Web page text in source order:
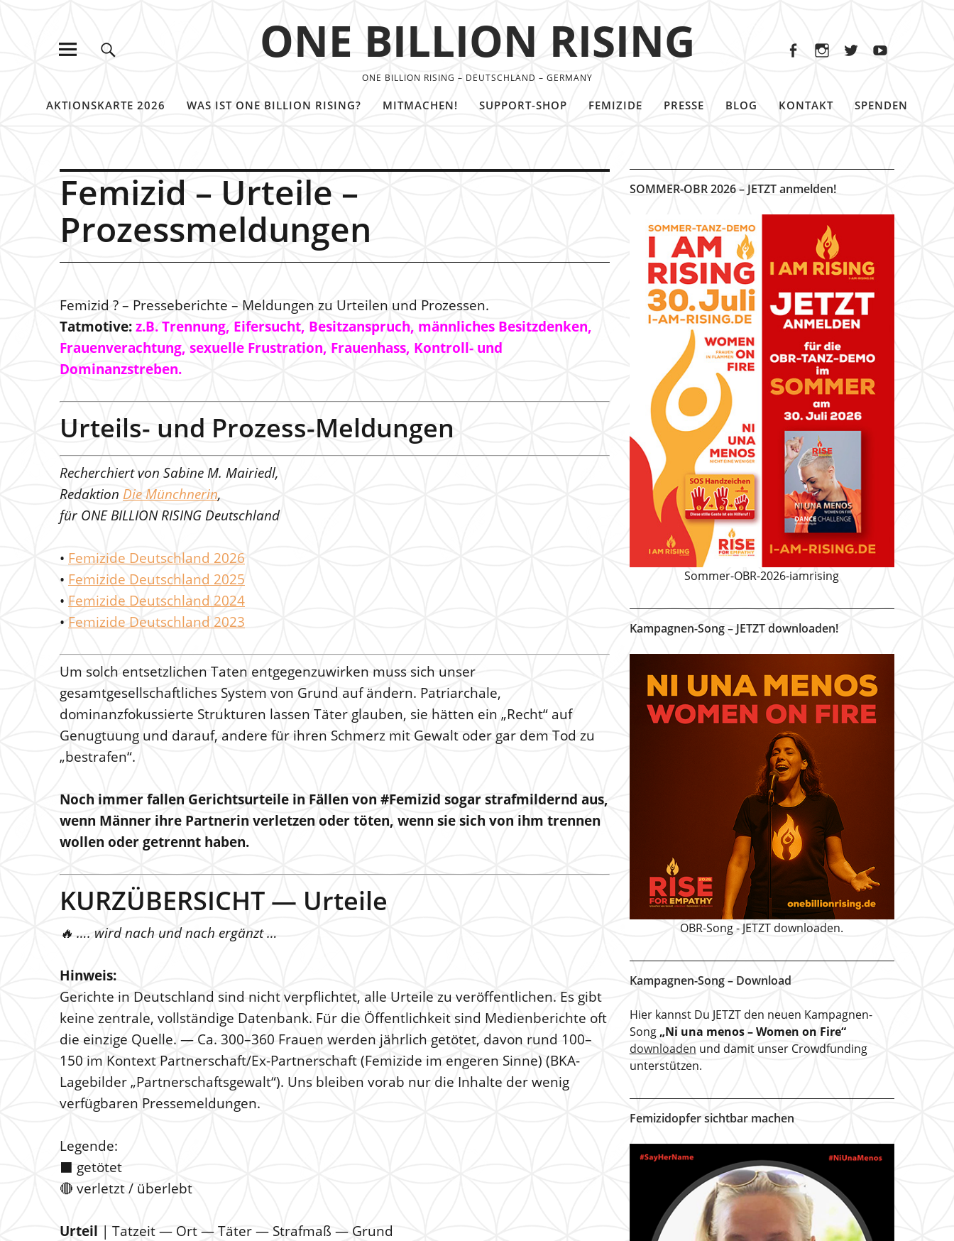
ONE BILLION RISING
ONE BILLION RISING – DEUTSCHLAND – GERMANY
AKTIONSKARTE 2026 WAS IST ONE BILLION RISING? MITMACHEN! SUPPORT-SHOP FEMIZIDE PRESSE BLOG KONTAKT SPENDEN
Femizid – Urteile –
Prozessmeldungen
Femizid ? – Presseberichte – Meldungen zu Urteilen und Prozessen.
Tatmotive:z.B. Trennung, Eifersucht, Besitzanspruch, männliches Besitzdenken,
Frauenverachtung, sexuelle Frustration, Frauenhass, Kontroll- und
Dominanzstreben.
Urteils- und Prozess-Meldungen
Recherchiert von Sabine M. Mairiedl,
Redaktion Die Münchnerin,
für ONE BILLION RISING Deutschland
• Femizide Deutschland 2026
• Femizide Deutschland 2025
• Femizide Deutschland 2024
• Femizide Deutschland 2023
Um solch entsetzlichen Taten entgegenzuwirken muss sich unser
gesamtgesellschaftliches System von Grund auf ändern. Patriarchale,
dominanzfokussierte Strukturen lassen Täter glauben, sie hätten ein „Recht“ auf
Genugtuung und darauf, andere für ihren Schmerz mit Gewalt oder gar dem Tod zu
„bestrafen“.
Noch immer fallen Gerichtsurteile in Fällen von #Femizid sogar strafmildernd aus,
wenn Männer ihre Partnerin verletzen oder töten, wenn sie sich von ihm trennen
wollen oder getrennt haben.
KURZÜBERSICHT — Urteile
🔥 …. wird nach und nach ergänzt …
Hinweis:
Gerichte in Deutschland sind nicht verpflichtet, alle Urteile zu veröffentlichen. Es gibt
keine zentrale, vollständige Datenbank. Für die Öffentlichkeit sind Medienberichte oft
die einzige Quelle. — Ca. 300–360 Frauen werden jährlich getötet, davon rund 100–
150 im Kontext Partnerschaft/Ex-Partnerschaft (Femizide im engeren Sinne) (BKA-
Lagebilder „Partnerschaftsgewalt“). Uns bleiben vorab nur die Inhalte der wenig
verfügbaren Pressemeldungen.
Legende:
⬛️ getötet
🔴 verletzt / überlebt
Urteil | Tatzeit — Ort — Täter — Strafmaß — Grund
SOMMER-OBR 2026 – JETZT anmelden!
Sommer-OBR-2026-iamrising
Kampagnen-Song – JETZT downloaden!
OBR-Song - JETZT downloaden.
Kampagnen-Song – Download
Hier kannst Du JETZT den neuen Kampagnen-
Song „Ni una menos – Women on Fire“
downloaden und damit unser Crowdfunding
unterstützen.
Femizidopfer sichtbar machen